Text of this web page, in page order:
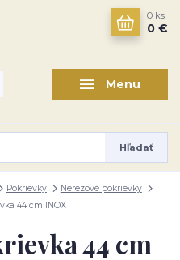
Menu
Hľadať
0 ks
0 €
Pokrievky
Nerezové pokrievky
44 cm INOX
44 cm